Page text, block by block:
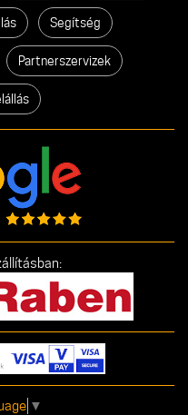
Segítség
Partnerszervizek
▼